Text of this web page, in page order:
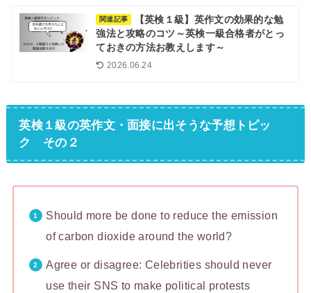
関連記事
【英検１級】英作文の効果的な勉
強法と攻略のコツ～英検一級合格者がとっ
ておきの方法お教えします～
2026.06.24
英検１級の英作文・面接に出そうな予想トピッ
ク その２
Should more be done to reduce the emission
of carbon dioxide around the world?
Agree or disagree: Celebrities should never
use their SNS to make political protests